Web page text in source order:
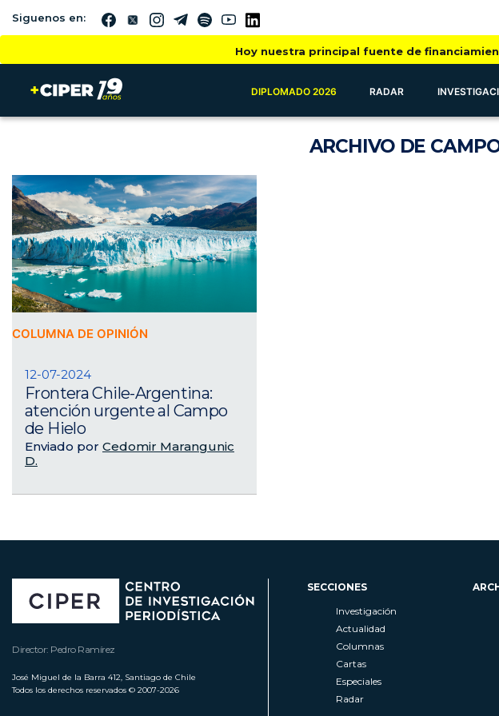
Siguenos en:
Hoy nuestra principal fuente de
DIPLOMADO 2026 RADAR
ARCHIVODE
COLUMNA DE OPINIÓN
12-07-2024
Frontera Chile-Argentina:
atención urgente al Campo
de Hielo
Enviado por Cedomir Marangunic
D.
Director: Pedro Ramírez
José Miguel de la Barra 412, Santiago de Chile
Todos los derechos reservados © 2007-2026
SECCIONES
Investigación
Actualidad
Columnas
Cartas
Especiales
Radar